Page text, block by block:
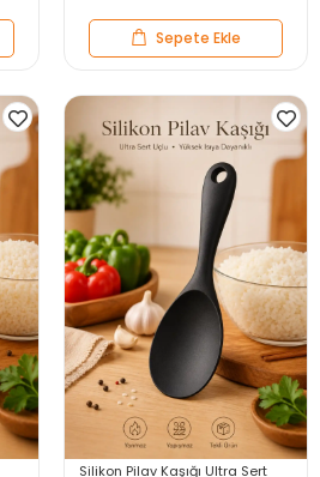
Sepete Ekle
Silikon Pilav Kaşığı Ultra Sert